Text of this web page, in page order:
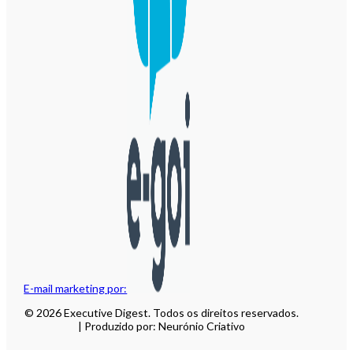
E-mail marketing por:
© 2026 Executive Digest. Todos os direitos reservados.
| Produzido por: Neurónio Criativo